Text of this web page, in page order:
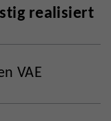
realisiert
VAE